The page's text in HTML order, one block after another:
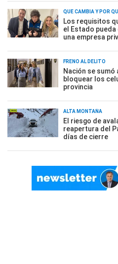
QUÉ CAMBIA Y POR
Los requisitos
el Estado
una empresa
FRENO AL DELITO
Nación se sumó
bloquear los
provincia
ALTA MONTAÑA
El riesgo de
reapertura del
días de cierre